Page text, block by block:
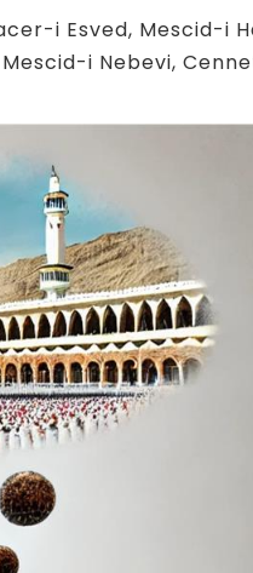
i Esved, Mescid-i
i Nebevi,